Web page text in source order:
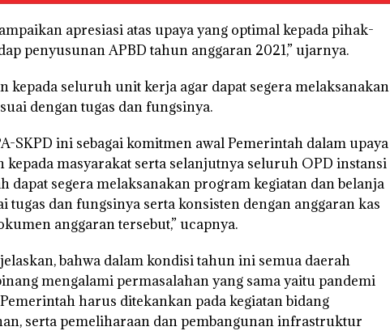
apresiasi atas upaya yang optimal kepada pihak-
penyusunan APBD tahun anggaran 2021,” ujarnya.
kepada seluruh unit kerja agar dapat segera melaksanakan
dengan tugas dan fungsinya.
SKPD ini sebagai komitmen awal Pemerintah dalam upaya
kepada masyarakat serta selanjutnya seluruh OPD instansi
dapat segera melaksanakan program kegiatan dan belanja
tugas dan fungsinya serta konsisten dengan anggaran kas
anggaran tersebut,” ucapnya.
bahwa dalam kondisi tahun ini semua daerah
mengalami permasalahan yang sama yaitu pandemi
harus ditekankan pada kegiatan bidang
serta pemeliharaan dan pembangunan infrastruktur